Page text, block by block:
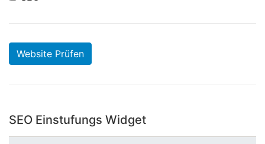
Website Prüfen
SEO Einstufungs Widget